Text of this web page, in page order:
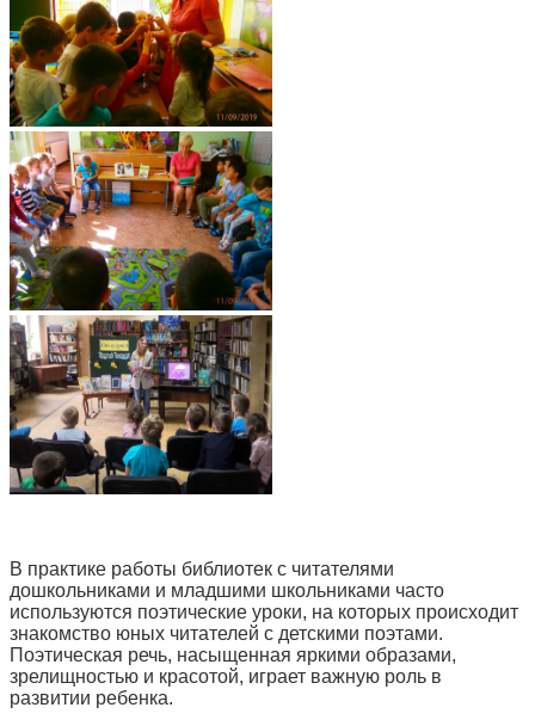
В практике работы библиотек с читателями
дошкольниками и младшими школьниками часто
используются поэтические уроки, на которых происходит
знакомство юных читателей с детскими поэтами.
Поэтическая речь, насыщенная яркими образами,
зрелищностью и красотой, играет важную роль в
развитии ребенка.